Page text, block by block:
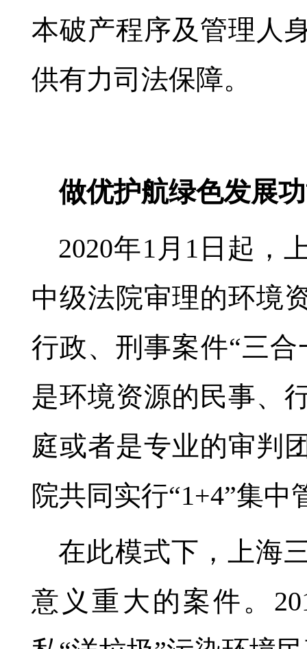
本破产程序及管理人
供有力司法保障。
做优护航绿色发展
2020年1月1日起，
中级法院审理的环境
行政、刑事案件“三
是环境资源的民事、
庭或者是专业的审判
院共同实行“1+4”集中
在此模式下，上海
意义重大的案件。